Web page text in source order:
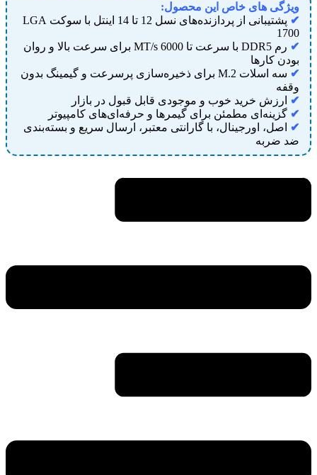
ویژگی های خاص این محصول:
✔
پشتیبانی از پردازنده‌های نسل 12 تا 14 اینتل با سوکت LGA
1700
✔
رم DDR5 با سرعت تا 6000 MT/s برای سرعت بالا و روان
بودن کارها
✔
سه اسلات M.2 برای ذخیره‌سازی پرسرعت و گیمینگ بدون
وقفه
✔
ارزش خرید خوب و موجودی قابل قبول در بازار
✔ گزینه‌ای مطمئن برای گیمرها و حرفه‌ای‌های کامپیوتر
✔
اصل، اورجینال، با گارانتی معتبر، ارسال سریع و بسته‌بندی
ضد ضربه